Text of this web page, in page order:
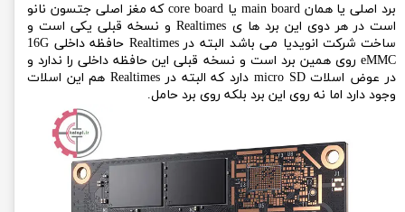
برد اصلی یا همان main board یا core board که مغز اصلی جتسون نانو
است در هر دوی این برد ها ی Realtimes و نسخه قبلی یکی است و
ساخت شرکت انویدیا می باشد البته در Realtimes حافظه داخلی 16G
eMMC روی همین برد است و نسخه قبلی این حافظه داخلی را ندارد و
در عوض اسلات micro SD دارد که البته در Realtimes هم این اسلات
وجود دارد اما نه روی این برد بلکه روی برد حامل.